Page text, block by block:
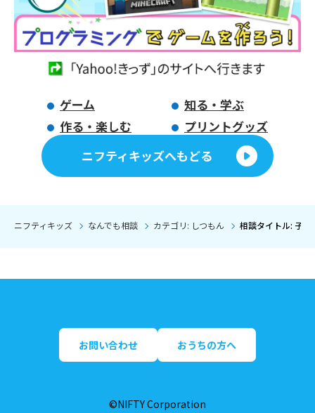
ゲーム
知る・学ぶ
作る・楽しむ
プリントグッズ
ニフティキッズへもどる
ニフティキッズ なんでも相談 カテゴリ: しつもん 相談タイトル: 子
お問い合わせ おうちの方へ
©NIFTY Corporation